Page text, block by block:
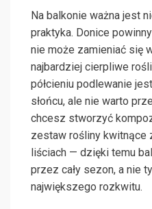
Na balkonie ważna jest
praktyka. Donice
nie może zamieniać się
najbardziej cierpliwe
półcieniu podlewanie
słońcu, ale nie warto
chcesz stworzyć
zestaw rośliny kwitnące
liściach — dzięki temu
przez cały sezon, a nie
największego rozkwitu.